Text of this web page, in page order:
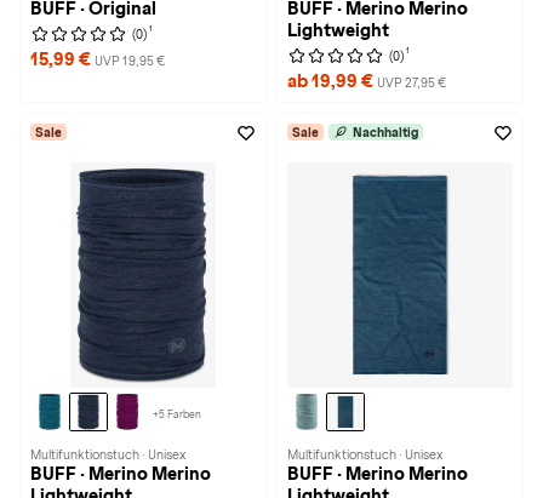
BUFF · Original
(0) 1
15,99 € UVP 19,95 €
BUFF · Merino Merino
Lightweight
(0) 1
ab 19,99 € UVP 27,95 €
Sale
+5 Farben
Multifunktionstuch · Unisex
BUFF · Merino Merino
Sale Nachhaltig
Multifunktionstuch · Unisex
BUFF · Merino Merino